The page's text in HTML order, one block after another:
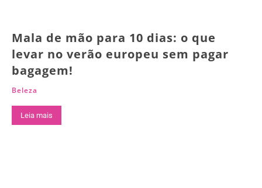
Mala de mão para 10 dias: o que
levar no verão europeu sem pagar
bagagem!
Beleza
Leia mais